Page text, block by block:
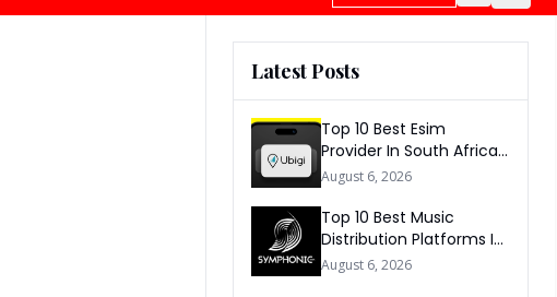
Latest Posts
Top 10 Best Esim
Provider In South Africa
2026
August 6, 2026
Top 10 Best Music
Distribution Platforms In
The World 2026
August 6, 2026